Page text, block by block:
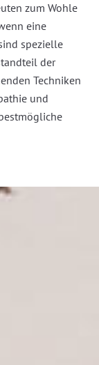
zum Wohle
eine
spezielle
der
Techniken
und